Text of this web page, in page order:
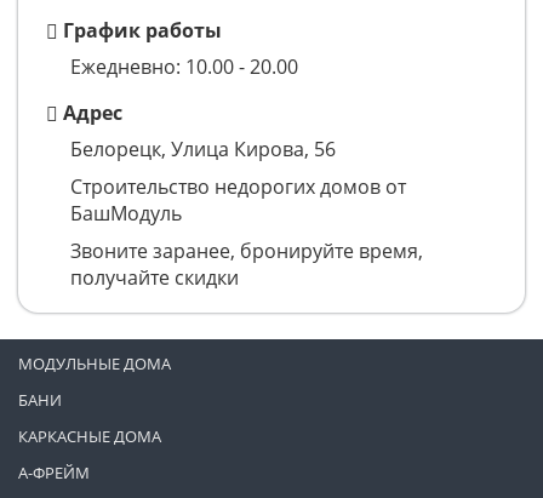
График работы
Ежедневно: 10.00 - 20.00
Адрес
Белорецк, Улица Кирова, 56
Строительство недорогих домов от
БашМодуль
Звоните заранее, бронируйте время,
получайте скидки
МОДУЛЬНЫЕ ДОМА
БАНИ
КАРКАСНЫЕ ДОМА
А-ФРЕЙМ